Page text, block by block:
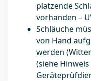
platzende
vorhanden –
Schläuche
von Hand
werden
(siehe Hinweis